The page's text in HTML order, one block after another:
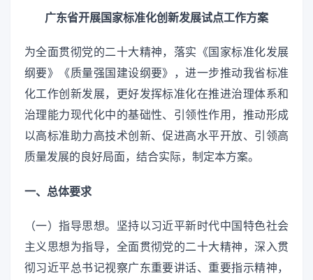
广东省开展国家标准化创新发展试点工作方案
为全面贯彻党的二十大精神，落实《国家标准化发展
纲要》《质量强国建设纲要》，进一步推动我省标准
化工作创新发展，更好发挥标准化在推进治理体系和
治理能力现代化中的基础性、引领性作用，推动形成
以高标准助力高技术创新、促进高水平开放、引领高
质量发展的良好局面，结合实际，制定本方案。
一、总体要求
（一）指导思想。坚持以习近平新时代中国特色社会
主义思想为指导，全面贯彻党的二十大精神，深入贯
彻习近平总书记视察广东重要讲话、重要指示精神，